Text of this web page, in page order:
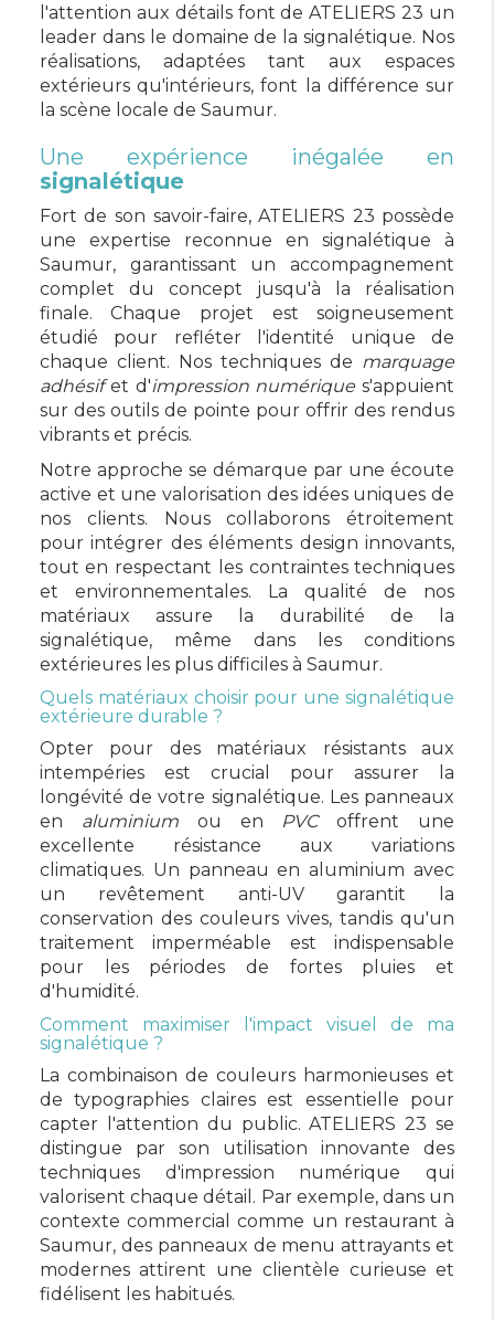
l'attention aux détails font de ATELIERS 23 un
leader dans le domaine de la signalétique. Nos
réalisations, adaptées tant aux espaces
extérieurs qu'intérieurs, font la différence sur
la scène locale de Saumur.
Une expérience inégalée en
signalétique
Fort de son savoir-faire, ATELIERS 23 possède
une expertise reconnue en signalétique à
Saumur, garantissant un accompagnement
complet du concept jusqu'à la réalisation
finale. Chaque projet est soigneusement
étudié pour refléter l'identité unique de
chaque client. Nos techniques de marquage
adhésifet d'impression numérique s'appuient
sur des outils de pointe pour offrir des rendus
vibrants et précis.
Notre approche se démarque par une écoute
active et une valorisation des idées uniques de
nos clients. Nous collaborons étroitement
pour intégrer des éléments design innovants,
tout en respectant les contraintes techniques
et environnementales. La qualité de nos
matériaux assure la durabilité de la
signalétique, même dans les conditions
extérieures les plus difficiles à Saumur.
Quels matériaux choisir pour une signalétique
extérieure durable ?
Opter pour des matériaux résistants aux
intempéries est crucial pour assurer la
longévité de votre signalétique. Les panneaux
en aluminiumou en PVCoffrent une
excellente résistance aux variations
climatiques. Un panneau en aluminium avec
un revêtement anti-UV garantit la
conservation des couleurs vives, tandis qu'un
traitement imperméable est indispensable
pour les périodes de fortes pluies et
d'humidité.
Comment maximiser l'impact visuel de ma
signalétique ?
La combinaison de couleurs harmonieuses et
de typographies claires est essentielle pour
capter l'attention du public. ATELIERS 23 se
distingue par son utilisation innovante des
techniques d'impression numérique qui
valorisent chaque détail. Par exemple, dans un
contexte commercial comme un restaurant à
Saumur, des panneaux de menu attrayants et
modernes attirent une clientèle curieuse et
fidélisent les habitués.